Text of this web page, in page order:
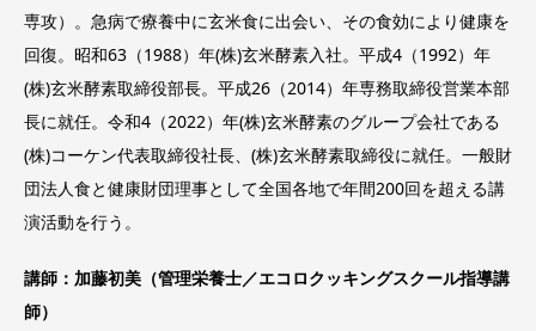
専攻）。急病で療養中に玄米食に出会い、その食効により健康を
回復。昭和63（1988）年(株)玄米酵素入社。平成4（1992）年
(株)玄米酵素取締役部長。平成26（2014）年専務取締役営業本部
長に就任。令和4（2022）年(株)玄米酵素のグループ会社である
(株)コーケン代表取締役社長、(株)玄米酵素取締役に就任。一般財
団法人食と健康財団理事として全国各地で年間200回を超える講
演活動を行う。
講師：加藤初美（管理栄養士／エコロクッキングスクール指導講
師）